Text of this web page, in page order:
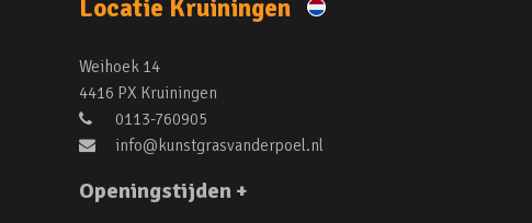
Locatie Kruiningen
Weihoek 14
4416 PX Kruiningen
0113-760905
info@kunstgrasvanderpoel.nl
Openingstijden +